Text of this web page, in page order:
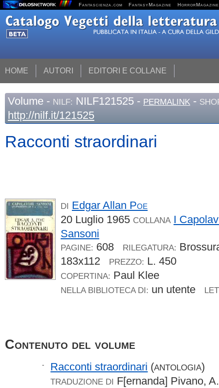
Fantascienza.com FantasyMagazine HorrorMagazine
HOME AUTORI EDITORI E COLLANE
Volume - NILF: NILF121525 - PERMALINK -
http://nilf.it/121525
Racconti straordinari
DI Edgar Allan Poe
20 Luglio 1965 COLLANA I
Sansoni
PAGINE: 608 RILEGATURA:
183x112
PREZZO: L. 450
COPERTINA: Paul Klee
NELLA BIBLIOTECA DI: un utente
Contenuto del volume
- Racconti straordinari (ANTOLOGIA)
TRADUZIONE DI F[ernanda] Pivano,